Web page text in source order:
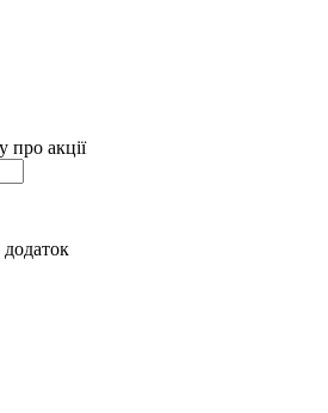
про акції